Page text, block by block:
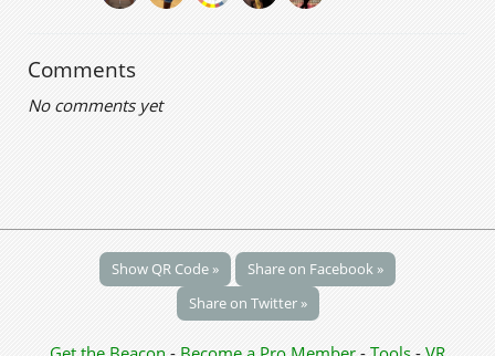
Comments
No comments yet
Show QR Code »
Share on Facebook »
Share on Twitter »